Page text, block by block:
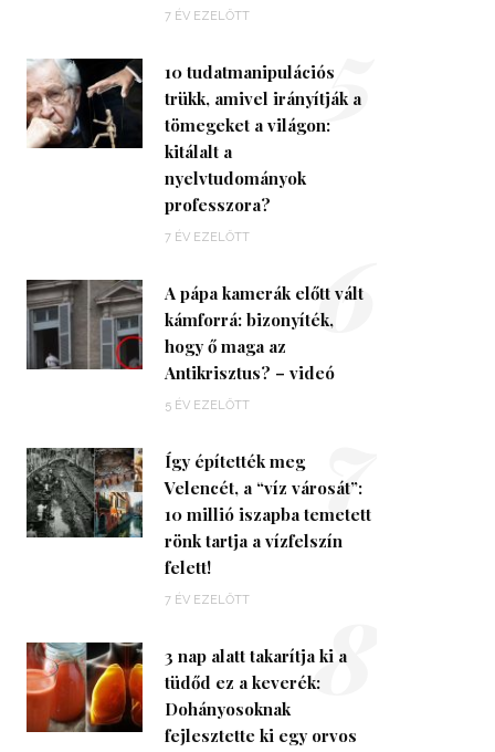
7 ÉV EZELŐTT
10 tudatmanipulációs
trükk, amivel irányítják a
tömegeket a világon:
kitálalt a
nyelvtudományok
professzora?
7 ÉV EZELŐTT
5
A pápa kamerák előtt vált
kámforrá: bizonyíték,
hogy ő maga az
Antikrisztus? – videó
5 ÉV EZELŐTT
6
Így építették meg
Velencét, a “víz városát”:
10 millió iszapba temetett
rönk tartja a vízfelszín
felett!
7 ÉV EZELŐTT
7
3 nap alatt takarítja ki a
tüdőd ez a keverék:
Dohányosoknak
fejlesztette ki egy orvos
8